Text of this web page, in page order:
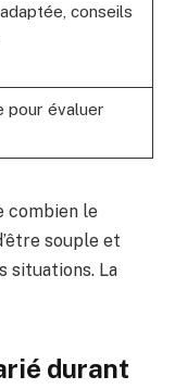
conseils
pour évaluer
combien le
souple et
situations. La
durant